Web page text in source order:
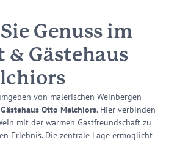
Genuss im
& Gästehaus
von malerischen Weinbergen
Otto Melchiors. Hier verbinden
mit der warmen Gastfreundschaft zu
Erlebnis. Die zentrale Lage ermöglicht